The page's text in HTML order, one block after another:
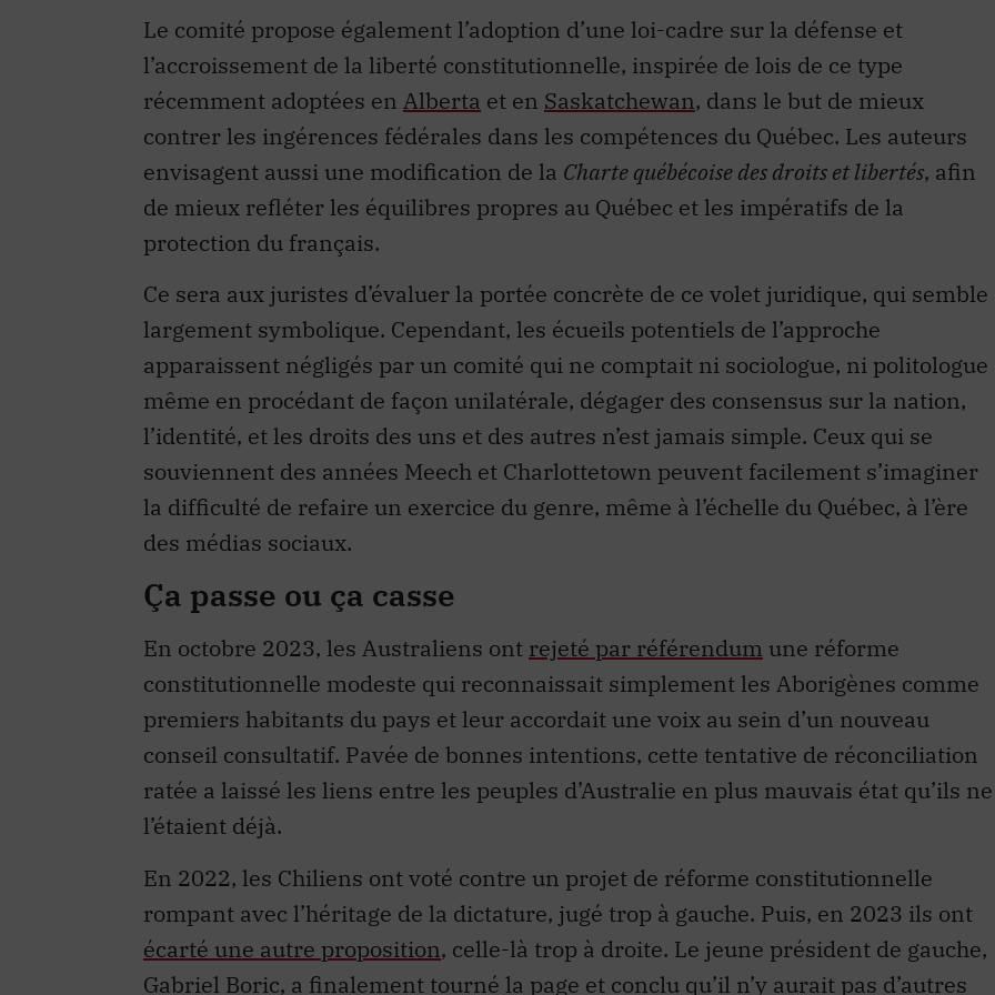
Le comité propose également l’adoption d’une loi-cadre sur la défense et
l’accroissement de la liberté constitutionnelle, inspirée de lois de ce type
récemment adoptées en Alberta et en Saskatchewan, dans le but de mieux
contrer les ingérences fédérales dans les compétences du Québec. Les auteurs
envisagent aussi une modification de la Charte québécoise des droits et libertés, afin
de mieux refléter les équilibres propres au Québec et les impératifs de la
protection du français.
Ce sera aux juristes d’évaluer la portée concrète de ce volet juridique, qui semble
largement symbolique. Cependant, les écueils potentiels de l’approche
apparaissent négligés par un comité qui ne comptait ni sociologue, ni politologue
même en procédant de façon unilatérale, dégager des consensus sur la nation,
l’identité, et les droits des uns et des autres n’est jamais simple. Ceux qui se
souviennent des années Meech et Charlottetown peuvent facilement s’imaginer
la difficulté de refaire un exercice du genre, même à l’échelle du Québec, à l’ère
des médias sociaux.
Ça passe ou ça casse
En octobre 2023, les Australiens ont rejeté par référendumune réforme
constitutionnelle modeste qui reconnaissait simplement les Aborigènes comme
premiers habitants du pays et leur accordait une voix au sein d’un nouveau
conseil consultatif. Pavée de bonnes intentions, cette tentative de réconciliation
ratée a laissé les liens entre les peuples d’Australie en plus mauvais état qu’ils ne
l’étaient déjà.
En 2022, les Chiliens ont voté contre un projet de réforme constitutionnelle
rompant avec l’héritage de la dictature, jugé trop à gauche. Puis, en 2023 ils ont
écarté une autre proposition, celle-là trop à droite. Le jeune président de gauche,
Gabriel Boric, a finalement tourné la page et conclu qu’il n’y aurait pas d’autres